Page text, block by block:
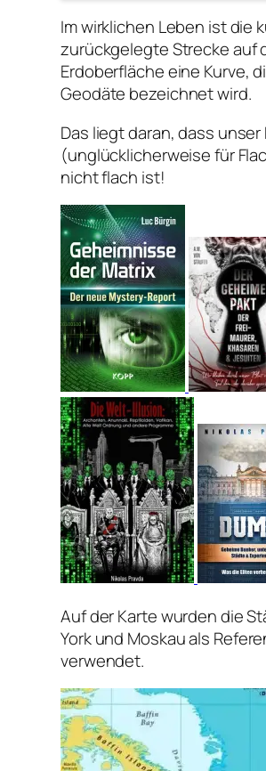
Im wirklichen Leben ist die
zurückgelegte Strecke auf
Erdoberfläche eine Kurve,
Geodäte bezeichnet wird.
Das liegt daran, dass unser
(unglücklicherweise für
nicht flach ist!
Auf der Karte wurden die
York und Moskau als
verwendet.